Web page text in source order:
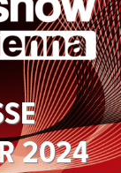
2024